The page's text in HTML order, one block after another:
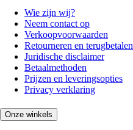
Wie zijn wij?
Neem contact op
Verkoopvoorwaarden
Retourneren en terugbetalen
Juridische disclaimer
Betaalmethoden
Prijzen en leveringsopties
Privacy verklaring
Onze winkels